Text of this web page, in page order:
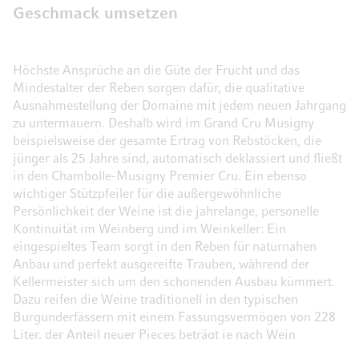
Geschmack umsetzen
Höchste Ansprüche an die Güte der Frucht und das
Mindestalter der Reben sorgen dafür, die qualitative
Ausnahmestellung der Domaine mit jedem neuen Jahrgang
zu untermauern. Deshalb wird im Grand Cru Musigny
beispielsweise der gesamte Ertrag von Rebstöcken, die
jünger als 25 Jahre sind, automatisch deklassiert und fließt
in den Chambolle-Musigny Premier Cru. Ein ebenso
wichtiger Stützpfeiler für die außergewöhnliche
Persönlichkeit der Weine ist die jahrelange, personelle
Kontinuität im Weinberg und im Weinkeller: Ein
eingespieltes Team sorgt in den Reben für naturnahen
Anbau und perfekt ausgereifte Trauben, während der
Kellermeister sich um den schonenden Ausbau kümmert.
Dazu reifen die Weine traditionell in den typischen
Burgunderfässern mit einem Fassungsvermögen von 228
Liter, der Anteil neuer Pieces beträgt je nach Wein